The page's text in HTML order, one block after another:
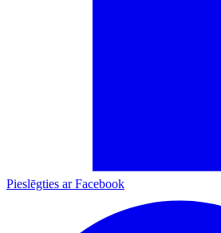
Pieslēgties ar Facebook